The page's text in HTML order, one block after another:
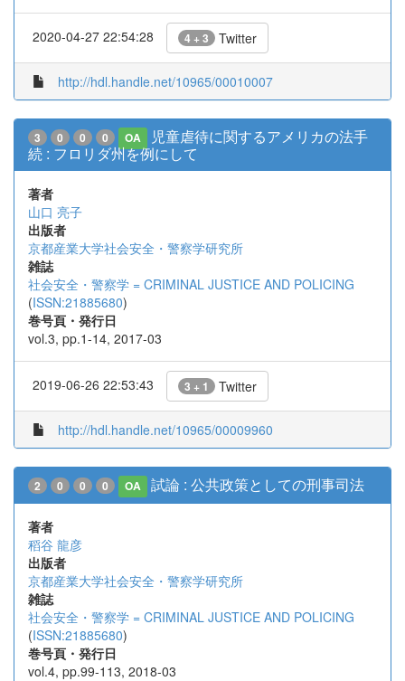
2020-04-27 22:54:28 4 + 3 Twitter
http://hdl.handle.net/10965/00010007
3 0 0 0 OA
児童虐待に関するアメリカの法手
続 : フロリダ州を例にして
著者
山口 亮子
出版者
京都産業大学社会安全・警察学研究所
雑誌
社会安全・警察学 = CRIMINAL JUSTICE AND POLICING
(ISSN:21885680)
巻号頁・発行日
vol.3, pp.1-14, 2017-03
2019-06-26 22:53:43 3 + 1 Twitter
http://hdl.handle.net/10965/00009960
2 0 0 0 OA 試論 : 公共政策としての刑事司法
著者
稻谷 龍彦
出版者
京都産業大学社会安全・警察学研究所
雑誌
社会安全・警察学 = CRIMINAL JUSTICE AND POLICING
(ISSN:21885680)
巻号頁・発行日
vol.4, pp.99-113, 2018-03